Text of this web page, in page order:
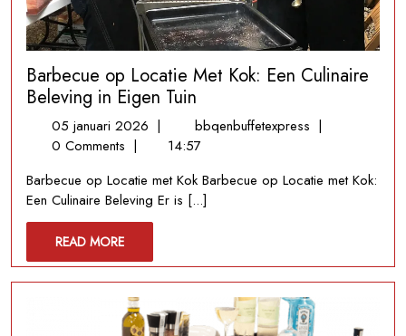
Barbecue op Locatie Met Kok: Een Culinaire
Beleving in Eigen Tuin
05 januari 2026 05
januari
| bbqenbuffetexpress Barbecue
Met
Beleving
in
Eigen
Tuin
|
0 Comments |
14:57
Barbecue op Locatie met Kok Barbecue op Locatie met Kok:
Een Culinaire Beleving Er is [...]
READ MOREREAD
MORE